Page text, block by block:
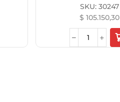
SKU: 30247
$ 105.150,30